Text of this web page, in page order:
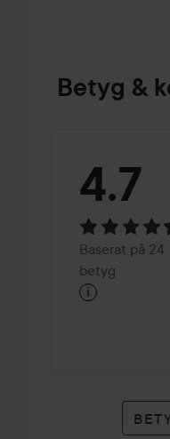
Betyg &
4.7
på
4.7
Baserat på 24
betyg
i